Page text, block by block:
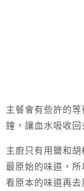
主餐會有些許的
鐘，讓血水吸收
主廚只有用鹽和
最原始的味道，
看原本的味道再